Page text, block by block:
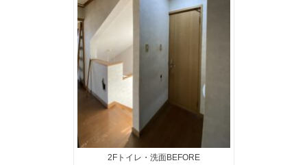
2Fトイレ・洗面BEFORE